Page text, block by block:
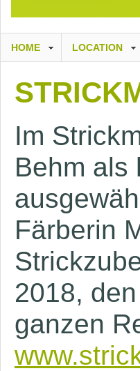
HOME LOCATION
Im
Behm als
Färberin
2018,
ganzen